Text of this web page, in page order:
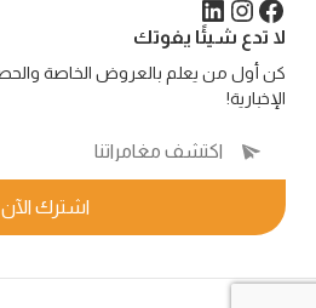
فيسبوك
إنستجرام
لينكد إن
لا تدع شيئًا يفوتك
كن أول من يعلم بالعروض الخاصة
الإخبارية!